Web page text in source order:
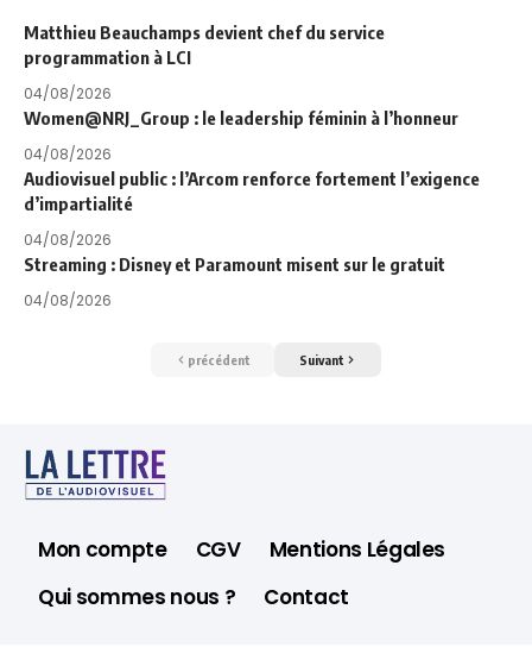
Matthieu Beauchamps devient chef du service
programmation à LCI
04/08/2026
Women@NRJ_Group : le leadership féminin à l’honneur
04/08/2026
Audiovisuel public : l’Arcom renforce fortement l’exigence
d’impartialité
04/08/2026
Streaming : Disney et Paramount misent sur le gratuit
04/08/2026
précédent Suivant
Mon compte CGV
Mentions Légales
Qui sommes nous ?
Contact